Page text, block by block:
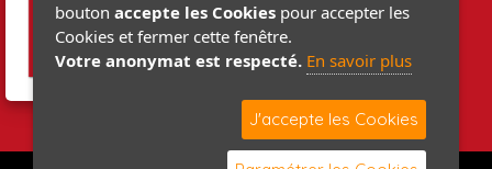
bouton accepte les Cookies pour accepter les
Cookies et fermer cette fenêtre.
Votre anonymat est respecté. En savoir plus
J'accepte les Cookies